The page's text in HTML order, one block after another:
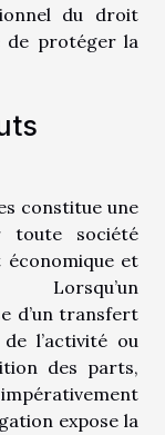
du droit
de protéger la
constitue une
toute société
économique et
Lorsqu’un
d’un transfert
l’activité ou
des parts,
expose la